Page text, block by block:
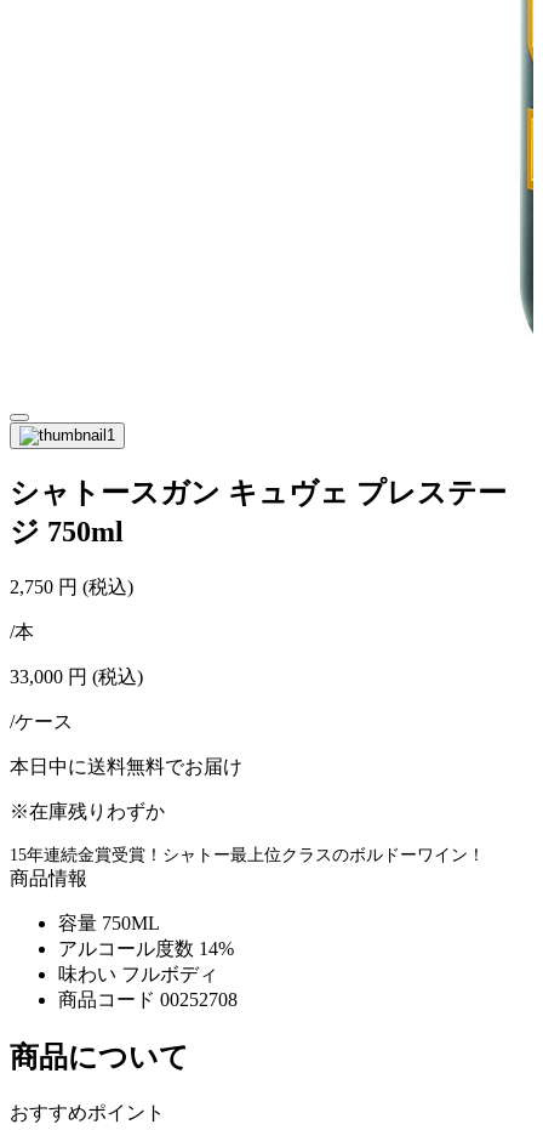
シャトースガン キュヴェ プレステー
ジ 750ml
2,750 円 (税込)
/本
33,000 円 (税込)
/ケース
本日中に送料無料でお届け
※在庫残りわずか
15年連続金賞受賞！シャトー最上位クラスのボルドーワイン！
商品情報
容量 750ML
アルコール度数 14%
味わい フルボディ
商品コード 00252708
商品について
おすすめポイント